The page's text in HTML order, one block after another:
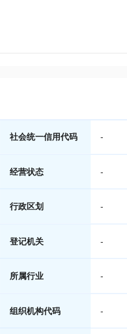
社会统一信用代码 -
经营状态 -
行政区划 -
登记机关 -
所属行业 -
组织机构代码 -